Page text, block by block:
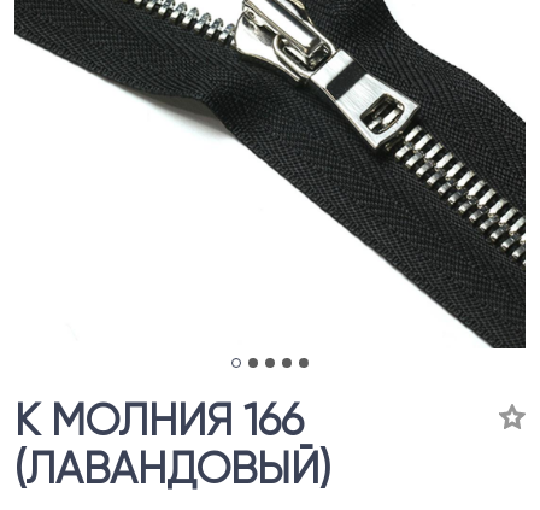
К МОЛНИЯ 166
(ЛАВАНДОВЫЙ)